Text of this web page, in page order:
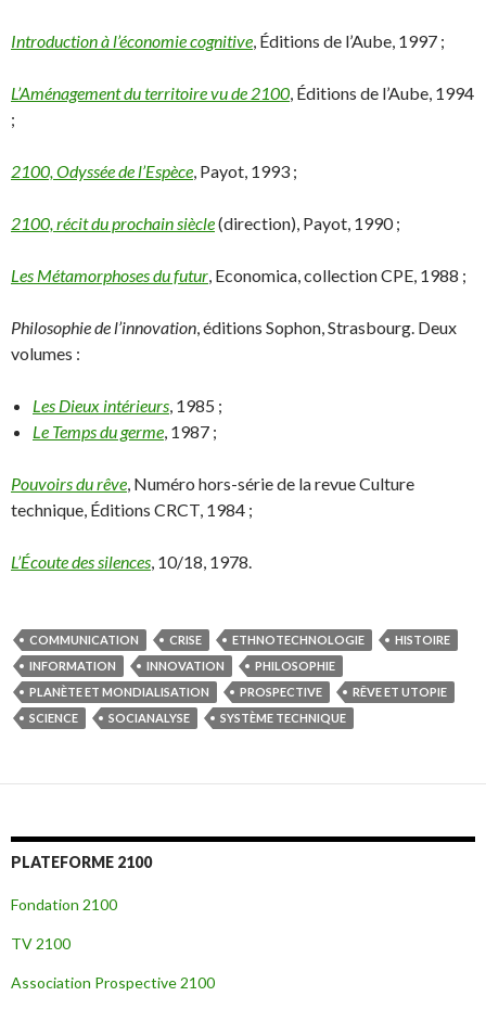
Introduction à l’économie cognitive , Éditions de l’Aube, 1997 ;
L’Aménagement du territoire vu de 2100 , Éditions de l’Aube, 1994
;
2100, Odyssée de l’Espèce , Payot, 1993 ;
2100, récit du prochain siècle(direction), Payot, 1990 ;
Les Métamorphoses du futur , Economica, collection CPE, 1988 ;
Philosophie de l’innovation , éditions Sophon, Strasbourg. Deux
volumes :
Les Dieux intérieurs , 1985 ;
Le Temps du germe , 1987 ;
Pouvoirs du rêve , Numéro hors-série de la revue Culture
technique, Éditions CRCT, 1984 ;
L’Écoute des silences , 10/18, 1978.
COMMUNICATION CRISE ETHNOTECHNOLOGIE
HISTOIRE
INFORMATION
INNOVATION
PHILOSOPHIE
PLANÈTE ET MONDIALISATION
PROSPECTIVE
RÊVE ET UTOPIE
SCIENCE
SOCIANALYSE SYSTÈME TECHNIQUE
PLATEFORME 2100
Fondation 2100
TV 2100
Association Prospective 2100